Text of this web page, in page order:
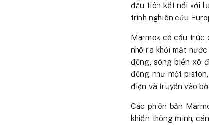
đầu tiên kết nối với
trình nghiên cứu
Marmok có cấu trúc
nhô ra khỏi mặt
động, sóng biển xô
động như một
điện và truyền vào
Các phiên bản
khiển thông minh,